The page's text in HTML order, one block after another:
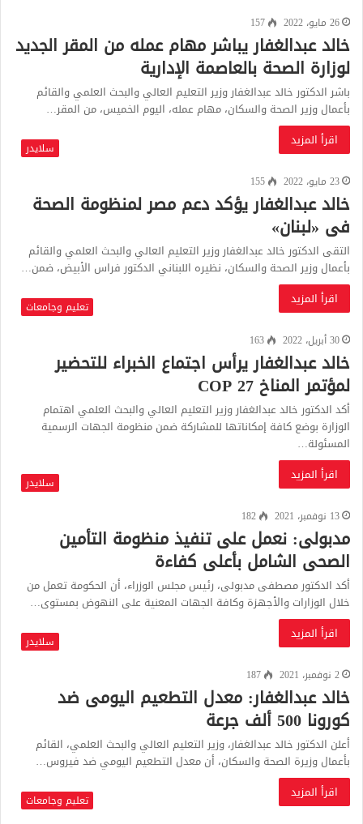
26 مايو، 2022
157
خالد عبدالغفار يباشر مهام عمله من المقر الجديد
لوزارة الصحة بالعاصمة الإدارية
باشر الدكتور خالد عبدالغفار وزير التعليم العالي والبحث العلمي والقائم
بأعمال وزير الصحة والسكان، مهام عمله، اليوم الخميس، من المقر…
اقرأ المزيد
سلايدر
23 مايو، 2022
155
خالد عبدالغفار يؤكد دعم مصر لمنظومة الصحة
فى «لبنان»
التقى الدكتور خالد عبدالغفار وزير التعليم العالي والبحث العلمي والقائم
بأعمال وزير الصحة والسكان، نظيره اللبناني الدكتور فراس الأبيض، ضمن…
اقرأ المزيد
تعليم وجامعات
30 أبريل، 2022
163
خالد عبدالغفار يرأس اجتماع الخبراء للتحضير
لمؤتمر المناخ COP 27
أكد الدكتور خالد عبدالغفار وزير التعليم العالي والبحث العلمي اهتمام
الوزارة بوضع كافة إمكاناتها للمشاركة ضمن منظومة الجهات الرسمية
المسئولة…
اقرأ المزيد
سلايدر
13 نوفمبر، 2021
182
مدبولى: نعمل على تنفيذ منظومة التأمين
الصحى الشامل بأعلى كفاءة
أكد الدكتور مصطفى مدبولى، رئيس مجلس الوزراء، أن الحكومة تعمل من
خلال الوزارات والأجهزة وكافة الجهات المعنية على النهوض بمستوى…
اقرأ المزيد
سلايدر
2 نوفمبر، 2021
187
خالد عبدالغفار: معدل التطعيم اليومى ضد
كورونا 500 ألف جرعة
أعلن الدكتور خالد عبدالغفار، وزير التعليم العالي والبحث العلمي، القائم
بأعمال وزيرة الصحة والسكان، أن معدل التطعيم اليومي ضد فيروس…
اقرأ المزيد
تعليم وجامعات